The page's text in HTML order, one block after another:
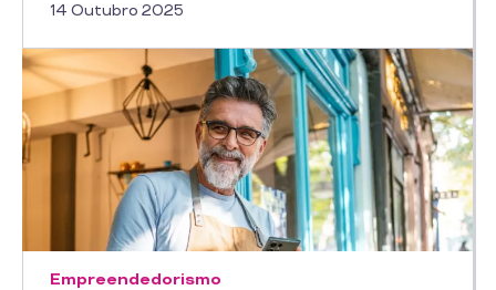
14 Outubro 2025
Empreendedorismo